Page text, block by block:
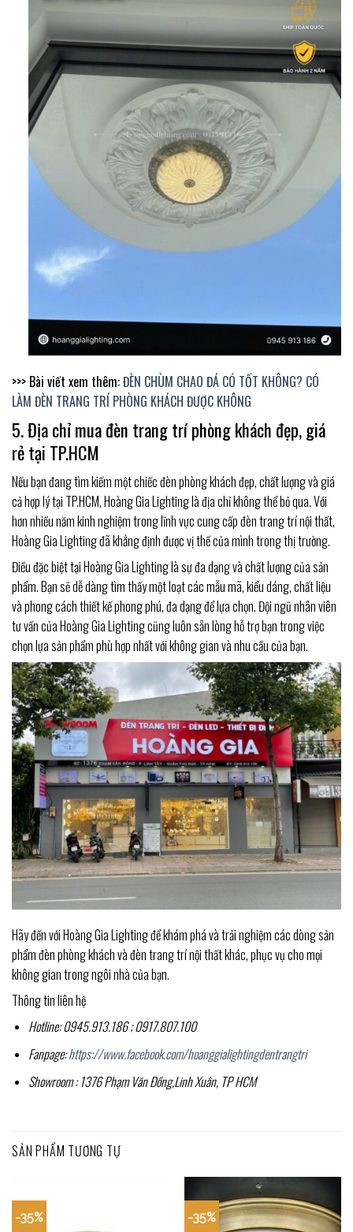
>>> Bài viết xem thêm:ĐÈN CHÙM CHAO ĐÁ CÓ TỐT KHÔNG? CÓ
LÀM ĐÈN TRANG TRÍ PHÒNG KHÁCH ĐƯỢC KHÔNG
5. Địa chỉ mua đèn trang trí phòng khách đẹp, giá
rẻ tại TP.HCM
Nếu bạn đang tìm kiếm một chiếc đèn phòng khách đẹp, chất lượng và giá
cả hợp lý tại TP.HCM, Hoàng Gia Lighting là địa chỉ không thể bỏ qua. Với
hơn nhiều năm kinh nghiệm trong lĩnh vực cung cấp đèn trang trí nội thất,
Hoàng Gia Lighting đã khẳng định được vị thế của mình trong thị trường.
Điều đặc biệt tại Hoàng Gia Lighting là sự đa dạng và chất lượng của sản
phẩm. Bạn sẽ dễ dàng tìm thấy một loạt các mẫu mã, kiểu dáng, chất liệu
và phong cách thiết kế phong phú, đa dạng để lựa chọn. Đội ngũ nhân viên
tư vấn của Hoàng Gia Lighting cũng luôn sẵn lòng hỗ trợ bạn trong việc
chọn lựa sản phẩm phù hợp nhất với không gian và nhu cầu của bạn.
Hãy đến với Hoàng Gia Lighting để khám phá và trải nghiệm các dòng sản
phẩm đèn phòng khách và đèn trang trí nội thất khác, phục vụ cho mọi
không gian trong ngôi nhà của bạn.
Thông tin liên hệ
Hotline: 0945.913.186 ; 0917.807.100
Fanpage:https://www.facebook.com/hoanggialightingdentrangtri
Showroom : 1376 Phạm Văn Đồng,Linh Xuân, TP HCM
SẢN PHẨM TƯƠNG TỰ
-35% -35%